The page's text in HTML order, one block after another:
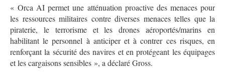
« Orca AI permet une atténuation proactive des menaces pour
les ressources militaires contre diverses menaces telles que la
piraterie, le terrorisme et les drones aéroportés/marins en
habilitant le personnel à anticiper et à contrer ces risques, en
renforçant la sécurité des navires et en protégeant les équipages
et les cargaisons sensibles », a déclaré Gross.